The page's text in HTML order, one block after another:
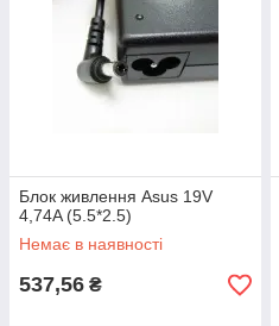
Блок живлення Asus 19V
4,74A (5.5*2.5)
Немає в наявності
537,56 ₴